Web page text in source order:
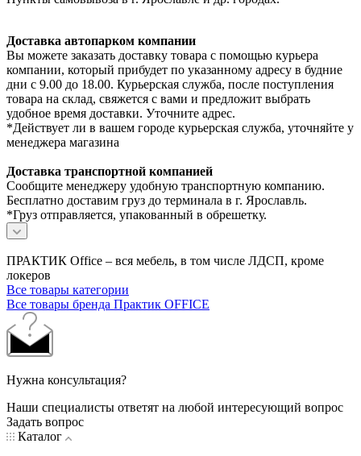
Доставка автопарком компании
Вы можете заказать доставку товара с помощью курьера
компании, который прибудет по указанному адресу в будние
дни с 9.00 до 18.00. Курьерская служба, после поступления
товара на склад, свяжется с вами и предложит выбрать
удобное время доставки. Уточните адрес.
*Действует ли в вашем городе курьерская служба, уточняйте у
менеджера магазина
Доставка транспортной компанией
Сообщите менеджеру удобную транспортную компанию.
Бесплатно доставим груз до терминала в г. Ярославль.
*Груз отправляется, упакованный в обрешетку.
ПРАКТИК Office – вся мебель, в том числе ЛДСП, кроме
локеров
Все товары категории
Все товары бренда Практик OFFICE
Нужна консультация?
Наши специалисты ответят на любой интересующий вопрос
Задать вопрос
Каталог